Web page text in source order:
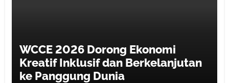
WCCE 2026 Dorong Ekonomi
Kreatif Inklusif dan Berkelanjutan
ke Panggung Dunia